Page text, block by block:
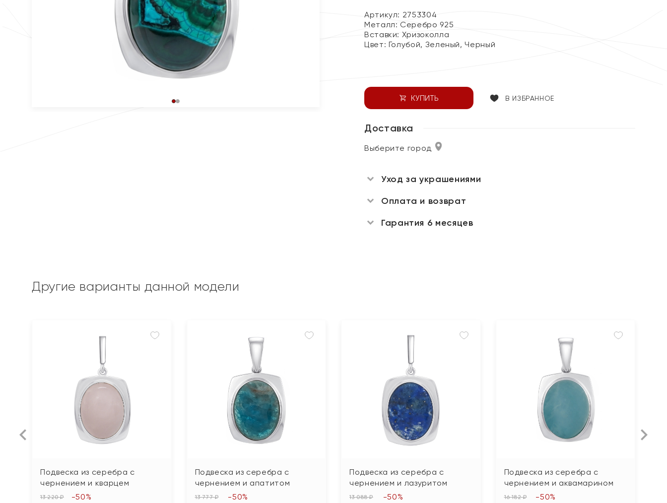
Артикул: 2753304
Металл: Серебро 925
Вставки: Хризоколла
Цвет: Голубой, Зеленый, Черный
КУПИТЬ В ИЗБРАННОЕ
Доставка
Выберите город
Уход за украшениями
Оплата и возврат
Гарантия 6 месяцев
Другие варианты данной модели
Подвеска из серебра с
чернением и кварцем
13 220 ₽ -50%
Подвеска из серебра с
чернением и апатитом
13 777 ₽ -50%
Подвеска из серебра с
чернением и лазуритом
13 088 ₽ -50%
Подвеска из серебра с
чернением и аквамарином
16 182 ₽ -50%